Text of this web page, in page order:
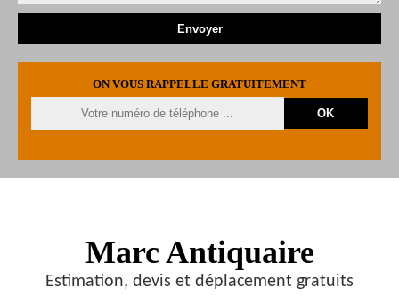
ON VOUS RAPPELLE GRATUITEMENT
Marc Antiquaire
Estimation, devis et déplacement gratuits